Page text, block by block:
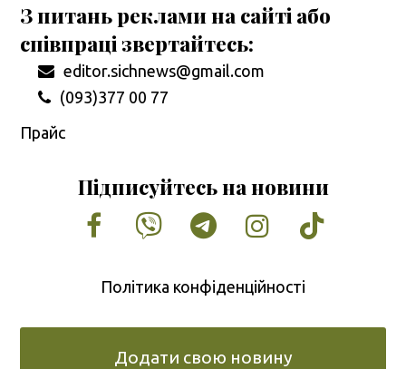
З питань реклами на сайті або
співпраці звертайтесь:
editor.sichnews@gmail.com
(093)377 00 77
Прайс
Підписуйтесь на новини
Facebook
VimeoTumblrInstagram
Tiktok
Політика конфіденційності
Додати свою новину